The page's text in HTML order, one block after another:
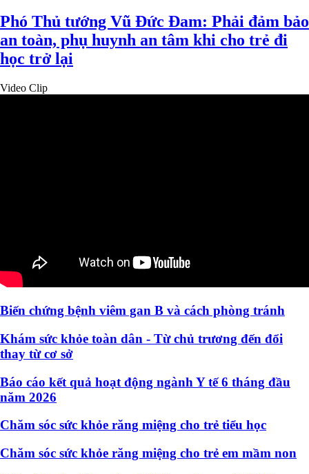
Phó Thủ tướng Vũ Đức Đam: Phải đảm bảo
an toàn, phụ huynh an tâm khi cho trẻ đi
học trở lại
Video Clip
Biến chứng bệnh viêm gan B và cách phòng tránh
Khám sức khỏe toàn dân - Từ chủ trương đến đổi
thay từ cơ sở
Báo cáo kết quả hoạt động ngành Y tế 6 tháng đầu
năm 2026
Chăm sóc sức khỏe răng miệng cho trẻ tiểu học
Chăm sóc sức khỏe răng miệng cho trẻ em mầm non